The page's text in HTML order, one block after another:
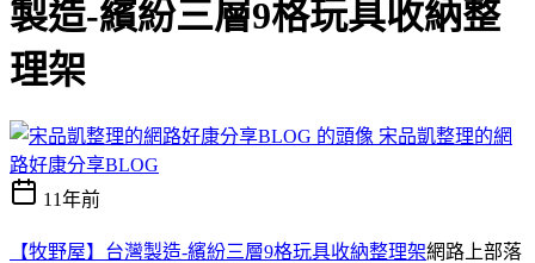
製造-繽紛三層9格玩具收納整
理架
宋品凱整理的網
路好康分享BLOG
11年前
【牧野屋】台灣製造-繽紛三層9格玩具收納整理架網路上部落